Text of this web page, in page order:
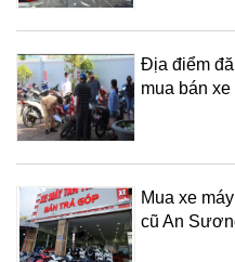
Địa điểm
mua bán xe
Mua xe
cũ An